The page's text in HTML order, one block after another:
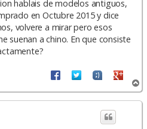
hablais de modelos antiguos,
en Octubre 2015 y dice
volvere a mirar pero esos
suenan a chino. En que consiste
r
r